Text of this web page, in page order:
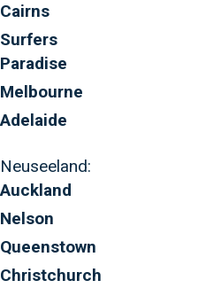
Cairns
Surfers
Paradise
Melbourne
Adelaide
Neuseeland:
Auckland
Nelson
Queenstown
Christchurch